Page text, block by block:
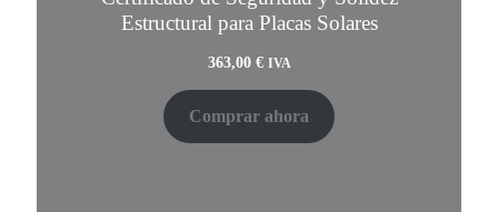
Estructural para Placas Solares
363,00 € IVA
Comprar ahora